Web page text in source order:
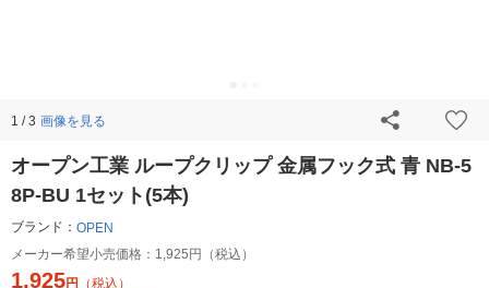
1 / 3 画像を見る
オープン工業 ループクリップ 金属フック式 青 NB-5
8P-BU 1セット(5本)
ブランド： OPEN
メーカー希望小売価格： 1,925円（税込）
1,925円
（税込）